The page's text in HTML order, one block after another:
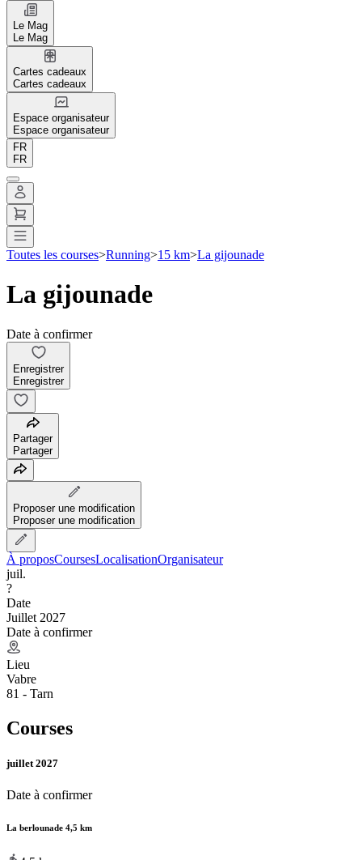
Le Mag
Le Mag
Cartes cadeaux
Cartes cadeaux
Espace organisateur
Espace organisateur
FR
FR
Toutes les courses>Running>15 km>La gijounade
La gijounade
Date à confirmer
Enregistrer
Enregistrer
Partager
Partager
Proposer une modification
Proposer une modification
À proposCoursesLocalisationOrganisateur
juil.
?
Date
Juillet 2027
Date à confirmer
Lieu
Vabre
81 - Tarn
Courses
juillet 2027
Date à confirmer
La berlounade 4,5 km